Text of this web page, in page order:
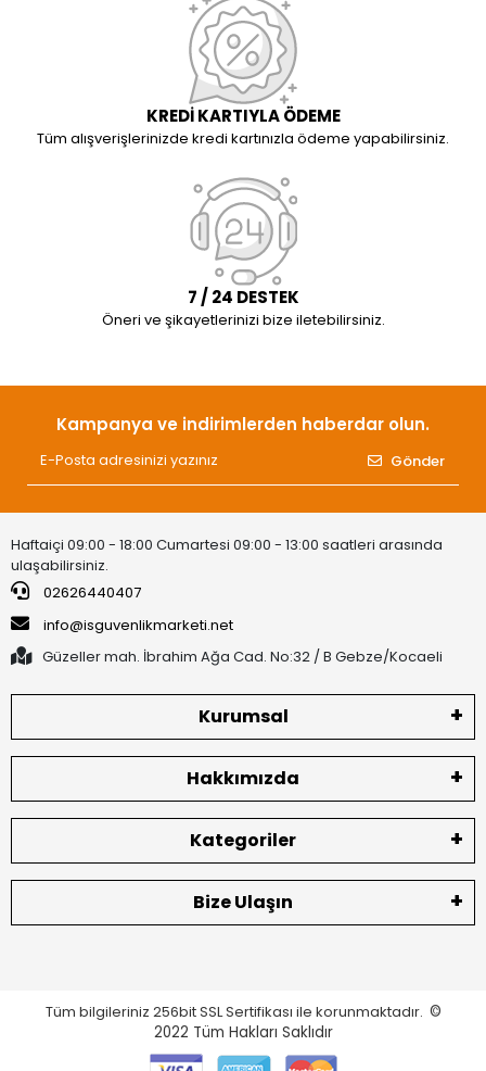
KREDİ KARTIYLA ÖDEME
Tüm alışverişlerinizde kredi kartınızla ödeme yapabilirsiniz.
7 / 24 DESTEK
Öneri ve şikayetlerinizi bize iletebilirsiniz.
Kampanya ve indirimlerden haberdar olun.
Gönder
Haftaiçi 09:00 - 18:00 Cumartesi 09:00 - 13:00 saatleri arasında
ulaşabilirsiniz.
02626440407
info@isguvenlikmarketi.net
Güzeller mah. İbrahim Ağa Cad. No:32 / B Gebze/Kocaeli
Kurumsal
Hakkımızda
Kategoriler
Bize Ulaşın
Tüm bilgileriniz 256bit SSL Sertifikası ile korunmaktadır. ©
2022 Tüm Hakları Saklıdır